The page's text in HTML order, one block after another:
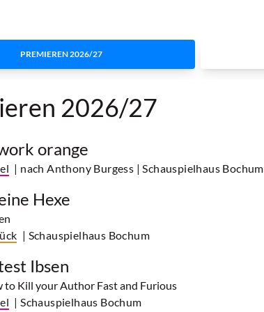
PREMIEREN 2026/27
2026/27
orange
| nach Anthony Burgess | Schauspielhaus Bochum
Hexe
| Schauspielhaus Bochum
Ibsen
to Kill your Author Fast and Furious
| Schauspielhaus Bochum